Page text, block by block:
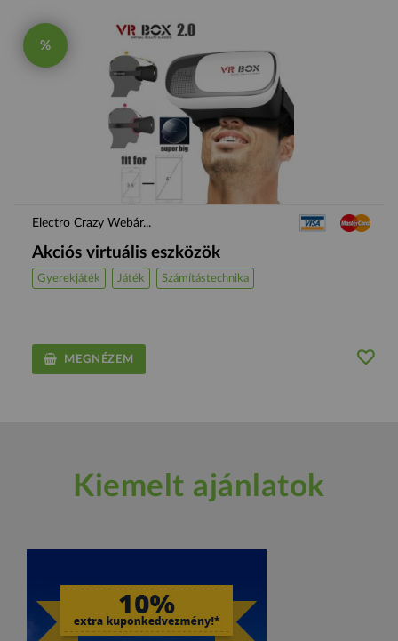
%
Electro Crazy Webár...
Akciós virtuális eszközök
Gyerekjáték Játék Számítástechnika
MEGNÉZEM
Kiemelt ajánlatok